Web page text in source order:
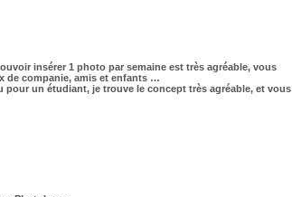
insérer 1 photo par semaine est très agréable, vous
de companie, amis et enfants …
pour un étudiant, je trouve le concept très agréable, et vous